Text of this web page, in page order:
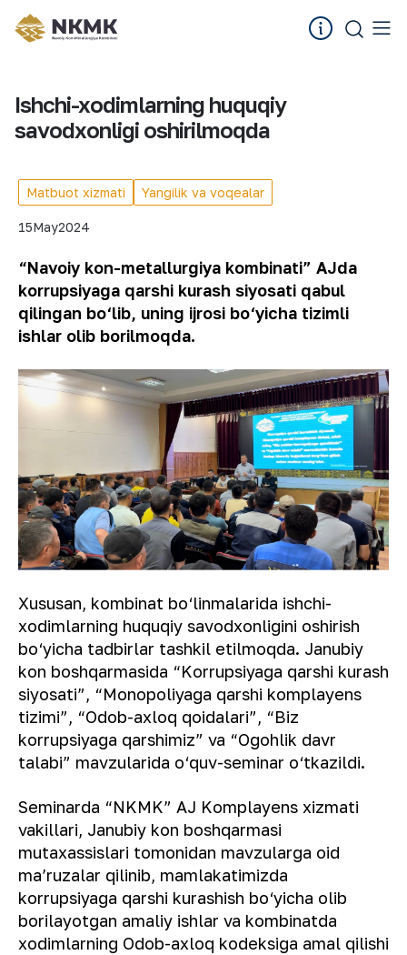
Ishchi-xodimlarning huquqiy
savodxonligi oshirilmoqda
Matbuot xizmati Yangilik va voqealar
15May2024
“Navoiy kon-metallurgiya kombinati” AJda
korrupsiyaga qarshi kurash siyosati qabul
qilingan bo‘lib, uning ijrosi bo‘yicha tizimli
ishlar olib borilmoqda.
Xususan, kombinat bo‘linmalarida ishchi-
xodimlarning huquqiy savodxonligini oshirish
bo‘yicha tadbirlar tashkil etilmoqda. Janubiy
kon boshqarmasida “Korrupsiyaga qarshi kurash
siyosati”, “Monopoliyaga qarshi komplayens
tizimi”, “Odob-axloq qoidalari”, “Biz
korrupsiyaga qarshimiz” va “Ogohlik davr
talabi” mavzularida o‘quv-seminar o‘tkazildi.
Seminarda “NKMK” AJ Komplayens xizmati
vakillari, Janubiy kon boshqarmasi
mutaxassislari tomonidan mavzularga oid
maʼruzalar qilinib, mamlakatimizda
korrupsiyaga qarshi kurashish bo‘yicha olib
borilayotgan amaliy ishlar va kombinatda
xodimlarning Odob-axloq kodeksiga amal qilishi